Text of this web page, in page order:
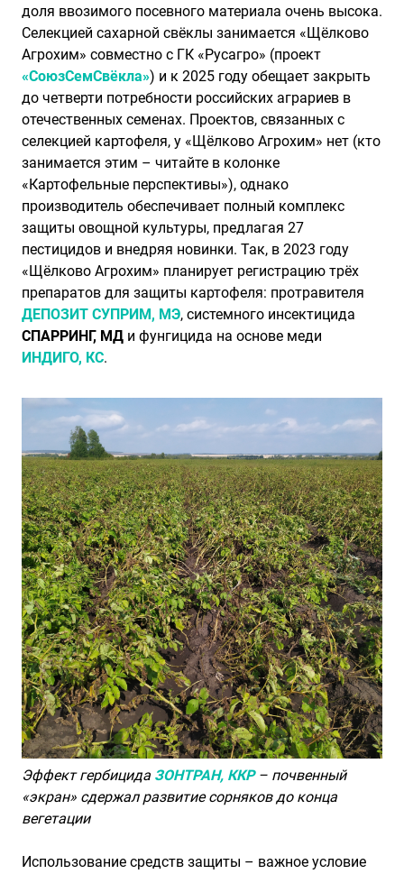
доля ввозимого посевного материала очень высока.
Селекцией сахарной свёклы занимается «Щёлково
Агрохим» совместно с ГК «Русагро» (проект
«СоюзСемСвёкла») и к 2025 году обещает закрыть
до четверти потребности российских аграриев в
отечественных семенах. Проектов, связанных с
селекцией картофеля, у «Щёлково Агрохим» нет (кто
занимается этим – читайте в колонке
«Картофельные перспективы»), однако
производитель обеспечивает полный комплекс
защиты овощной культуры, предлагая 27
пестицидов и внедряя новинки. Так, в 2023 году
«Щёлково Агрохим» планирует регистрацию трёх
препаратов для защиты картофеля: протравителя
ДЕПОЗИТ СУПРИМ, МЭ, системного инсектицида
СПАРРИНГ, МД и фунгицида на основе меди
ИНДИГО, КС.
Эффект гербицида ЗОНТРАН, ККР– почвенный
«экран» сдержал развитие сорняков до конца
вегетации
Использование средств защиты – важное условие